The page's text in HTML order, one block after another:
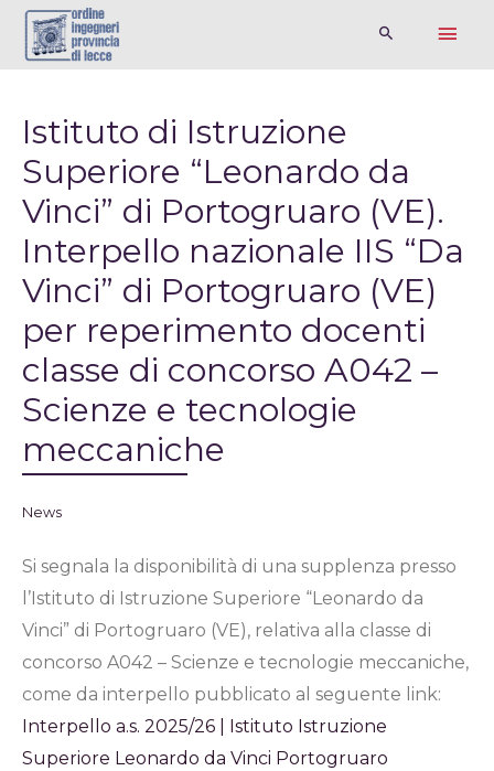
Istituto di Istruzione
Superiore “Leonardo da
Vinci” di Portogruaro (VE).
Interpello nazionale IIS “Da
Vinci” di Portogruaro (VE)
per reperimento docenti
classe di concorso A042 –
Scienze e tecnologie
meccaniche
News
Si segnala la disponibilità di una supplenza presso
l’Istituto di Istruzione Superiore “Leonardo da
Vinci” di Portogruaro (VE), relativa alla classe di
concorso A042 – Scienze e tecnologie meccaniche,
come da interpello pubblicato al seguente link:
Interpello a.s. 2025/26 | Istituto Istruzione
Superiore Leonardo da Vinci Portogruaro